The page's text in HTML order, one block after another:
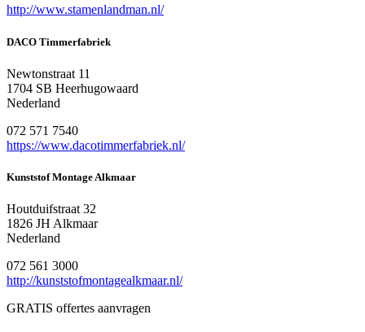
http://www.stamenlandman.nl/
DACO Timmerfabriek
Newtonstraat 11
1704 SB Heerhugowaard
Nederland
072 571 7540
https://www.dacotimmerfabriek.nl/
Kunststof Montage Alkmaar
Houtduifstraat 32
1826 JH Alkmaar
Nederland
072 561 3000
http://kunststofmontagealkmaar.nl/
GRATIS offertes aanvragen